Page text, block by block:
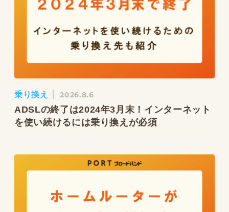
乗り換え 2026.8.6
ADSLの終了は2024年3月末！インターネット
を使い続けるには乗り換えが必須